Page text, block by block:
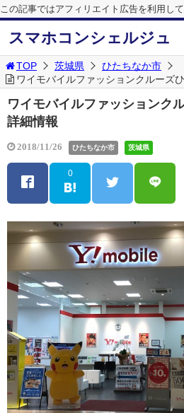
この記事ではアフィリエイト広告を利用して
スマホコンシェルジュ
TOP 茨城県
ひたちなか市
ワイモバイルファッションクルーズ
ワイモバイルファッションク
詳細情報
2018/11/26 ひたちなか市 茨城県
0